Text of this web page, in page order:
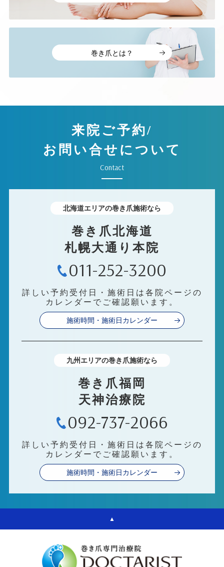
巻き爪とは？
来院ご予約/
お問い合せについて
Contact
北海道エリアの巻き爪施術なら
巻き爪北海道
札幌大通り本院
011-252-3200
詳しい予約受付日・施術日は各院ページの
カレンダーでご確認願います。
施術時間・施術日カレンダー
九州エリアの巻き爪施術なら
巻き爪福岡
天神治療院
092-737-2066
詳しい予約受付日・施術日は各院ページの
カレンダーでご確認願います。
施術時間・施術日カレンダー
▲